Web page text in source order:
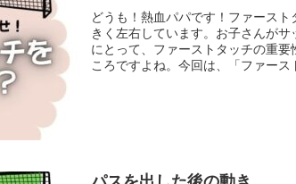
どうも！熱血パパです！ファース
きく左右しています。お子さんが
にとって、ファーストタッチの重
ころですよね。今回は、「ファース